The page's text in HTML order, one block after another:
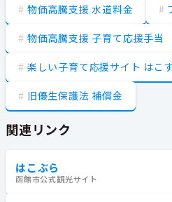
物価高騰支援 水道料金
物価高騰支援 子育て応援手当
楽しい子育て応援サイト はこ
旧優生保護法 補償金
関連リンク
はこぶら
函館市公式観光サイト